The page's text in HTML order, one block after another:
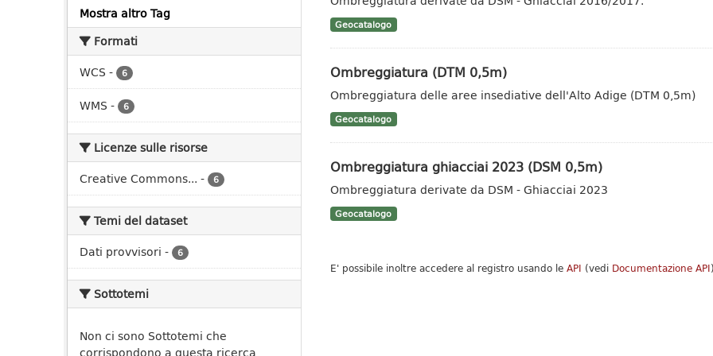
Mostra altro Tag
Formati
WCS - 6
WMS - 6
Licenze sulle risorse
Creative Commons... - 6
Temi del dataset
Dati provvisori - 6
Sottotemi
Non ci sono Sottotemi che
corrispondono a questa ricerca
Geocatalogo
Ombreggiatura (DTM 0,5m)
Ombreggiatura delle aree insediative dell'Alto Adige (DTM 0,5m)
Geocatalogo
Ombreggiatura ghiacciai 2023 (DSM 0,5m)
Ombreggiatura derivate da DSM - Ghiacciai 2023
Geocatalogo
E' possibile inoltre accedere al registro usando le API (vedi Documentazione API